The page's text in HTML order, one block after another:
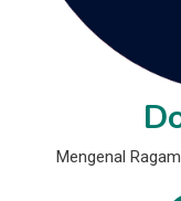
Mengenal